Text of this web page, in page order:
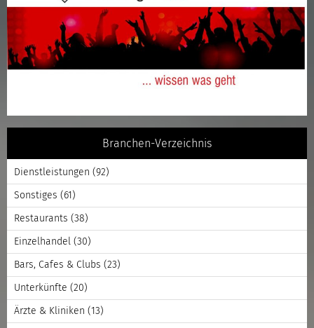
Branchen-Verzeichnis
Dienstleistungen (92)
Sonstiges (61)
Restaurants (38)
Einzelhandel (30)
Bars, Cafes & Clubs (23)
Unterkünfte (20)
Ärzte & Kliniken (13)